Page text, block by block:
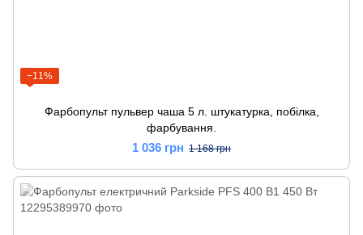
−11%
Фарбопульт пульвер чаша 5 л. штукатурка, побілка,
фарбування.
1 036 грн 1 168 грн